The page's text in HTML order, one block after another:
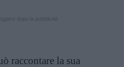
raccontare la sua